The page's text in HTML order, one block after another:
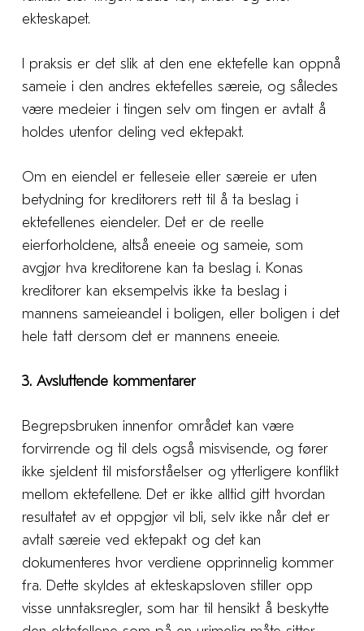
ekteskapet.
I praksis er det slik at den ene ektefelle kan oppnå
sameie i den andres ektefelles særeie, og således
være medeier i tingen selv om tingen er avtalt å
holdes utenfor deling ved ektepakt.
Om en eiendel er felleseie eller særeie er uten
betydning for kreditorers rett til å ta beslag i
ektefellenes eiendeler. Det er de reelle
eierforholdene, altså eneeie og sameie, som
avgjør hva kreditorene kan ta beslag i. Konas
kreditorer kan eksempelvis ikke ta beslag i
mannens sameieandel i boligen, eller boligen i det
hele tatt dersom det er mannens eneeie.
3. Avsluttende kommentarer
Begrepsbruken innenfor området kan være
forvirrende og til dels også misvisende, og fører
ikke sjeldent til misforståelser og ytterligere konflikt
mellom ektefellene. Det er ikke alltid gitt hvordan
resultatet av et oppgjør vil bli, selv ikke når det er
avtalt særeie ved ektepakt og det kan
dokumenteres hvor verdiene opprinnelig kommer
fra. Dette skyldes at ekteskapsloven stiller opp
visse unntaksregler, som har til hensikt å beskytte